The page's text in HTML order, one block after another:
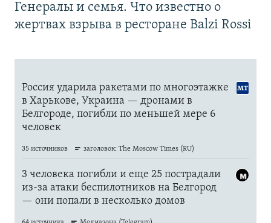
Генералы и семья. Что известно о
жертвах взрыва в ресторане Balzi Rossi